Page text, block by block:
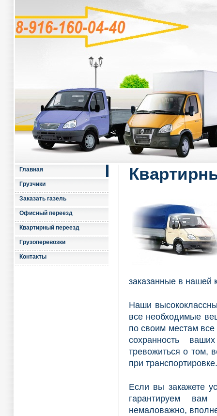
Главная
Грузчики
Заказать газель
Офисный переезд
Квартирный переезд
Грузоперевозки
Контакты
заказанные в нашей
Наши
все необходимые
по своим местам все
сохранность
тревожиться о том,
при транспортировке.
Если вы закажете
гарантируем вам
немаловажно,